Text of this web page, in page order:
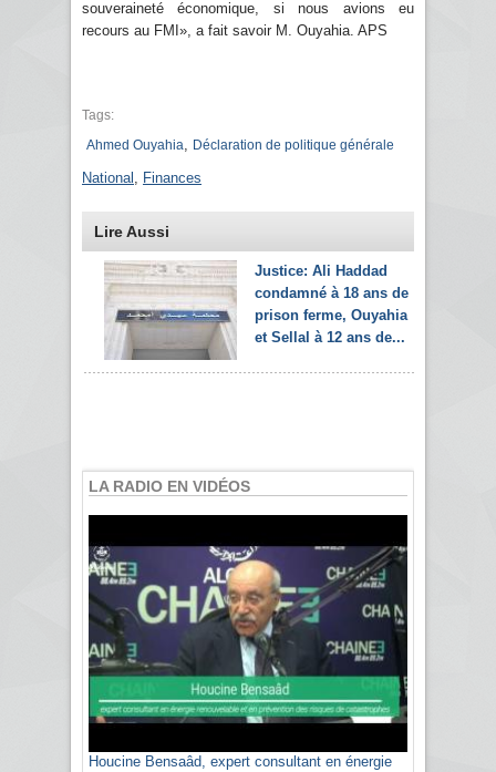
souveraineté économique, si nous avions eu
recours au FMI», a fait savoir M. Ouyahia. APS
Tags:
Ahmed Ouyahia
Déclaration de politique générale
National Finances
Lire Aussi
Justice: Ali Haddad
condamné à 18 ans de
prison ferme, Ouyahia
et Sellal à 12 ans de...
LA RADIO EN VIDÉOS
Houcine Bensaâd, expert consultant en énergie